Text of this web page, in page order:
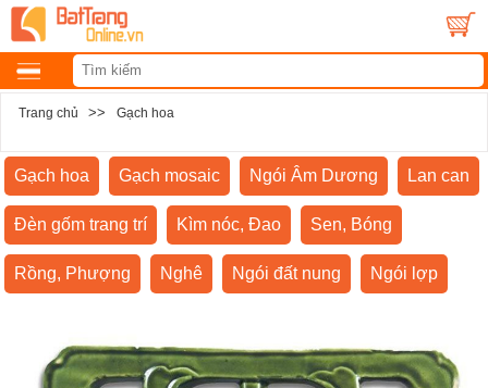
Trang chủ >> Gạch hoa
Gạch hoa Gạch mosaic Ngói Âm Dương Lan can
Đèn gốm trang trí Kìm nóc, Đao Sen, Bóng
Rồng, Phượng Nghê Ngói đất nung Ngói lợp